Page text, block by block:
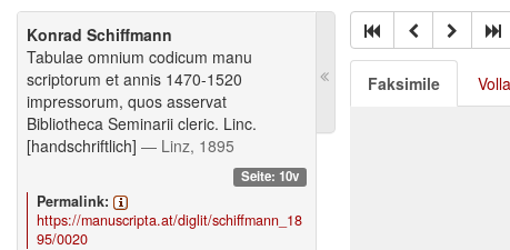
Konrad Schiffmann
Tabulae omnium codicum manu
scriptorum et annis 1470-1520
impressorum, quos asservat
Bibliotheca Seminarii cleric. Linc.
[handschriftlich] — Linz, 1895
Seite: 10v
Permalink:
https://manuscripta.at/diglit/schiffmann_18
95/0020
Faksimile